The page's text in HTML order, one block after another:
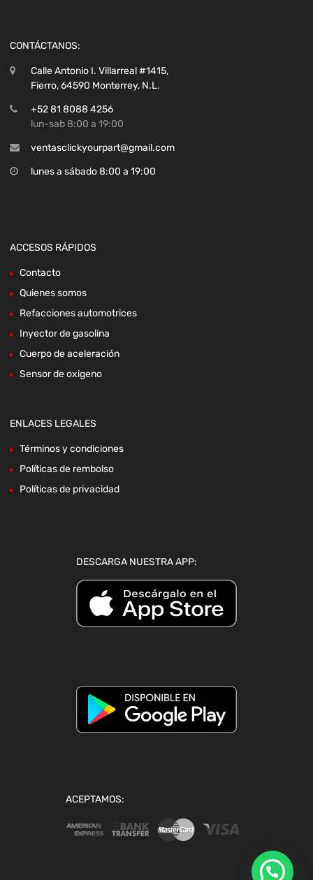
CONTÁCTANOS:
Calle Antonio I. Villarreal #1415,
Fierro, 64590 Monterrey, N.L.
+52 81 8088 4256
lun-sab 8:00 a 19:00
ventasclickyourpart@gmail.com
lunes a sábado 8:00 a 19:00
ACCESOS RÁPIDOS
Contacto
Quienes somos
Refacciones automotrices
Inyector de gasolina
Cuerpo de aceleración
Sensor de oxigeno
ENLACES LEGALES
Términos y condiciones
Políticas de rembolso
Políticas de privacidad
DESCARGA NUESTRA APP:
ACEPTAMOS: